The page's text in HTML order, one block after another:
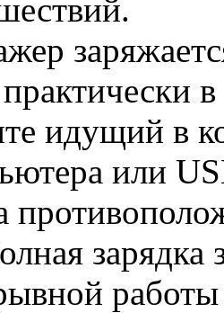
идущий в
или
зарядка